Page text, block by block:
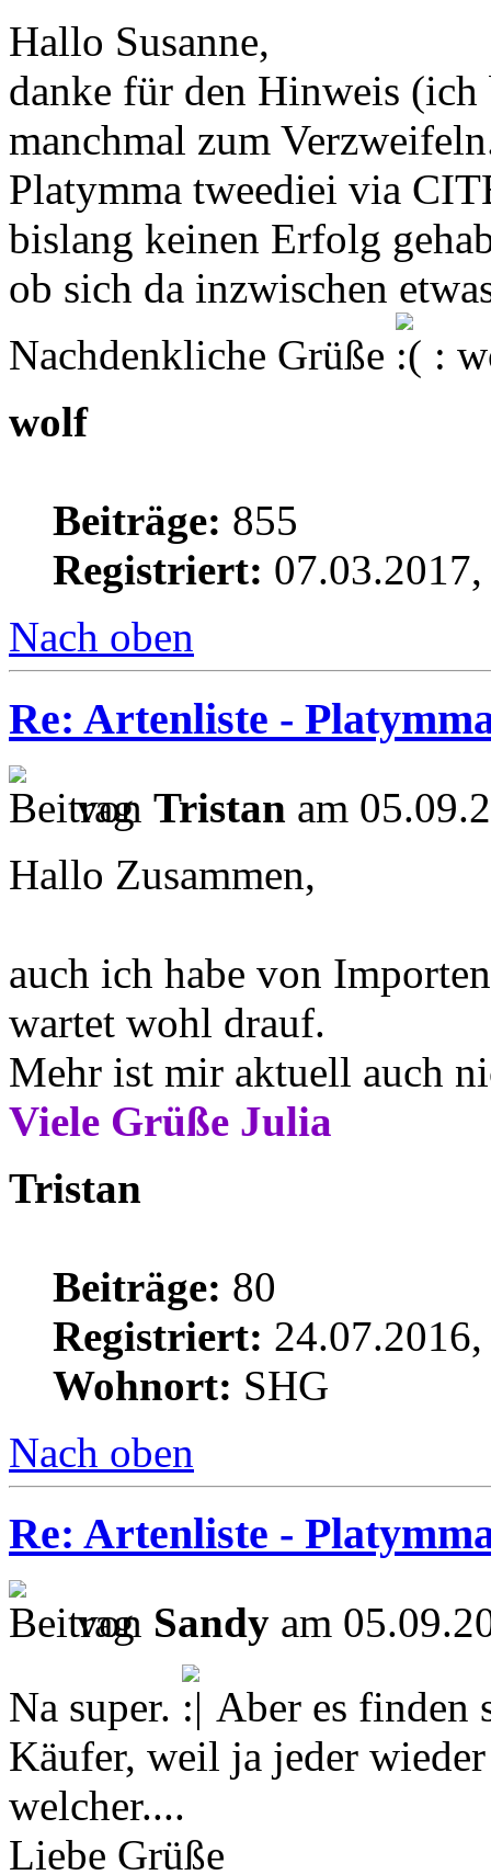
Hallo Susanne,
danke für den Hinweis
manchmal zum
Platymma tweediei via
bislang keinen Erfolg
ob sich da inzwischen
Nachdenkliche Grüße
:
wolf
Beiträge: 855
Registriert:
Nach oben
Re: Artenliste -
von Tristan am
Hallo Zusammen,
auch ich habe von
wartet wohl drauf.
Mehr ist mir aktuell auch
Viele Grüße Julia
Tristan
Beiträge: 80
Registriert:
Wohnort: SHG
Nach oben
Re: Artenliste -
von Sandy am
Na super.
Aber es finden
Käufer, weil ja jeder
welcher....
Liebe Grüße